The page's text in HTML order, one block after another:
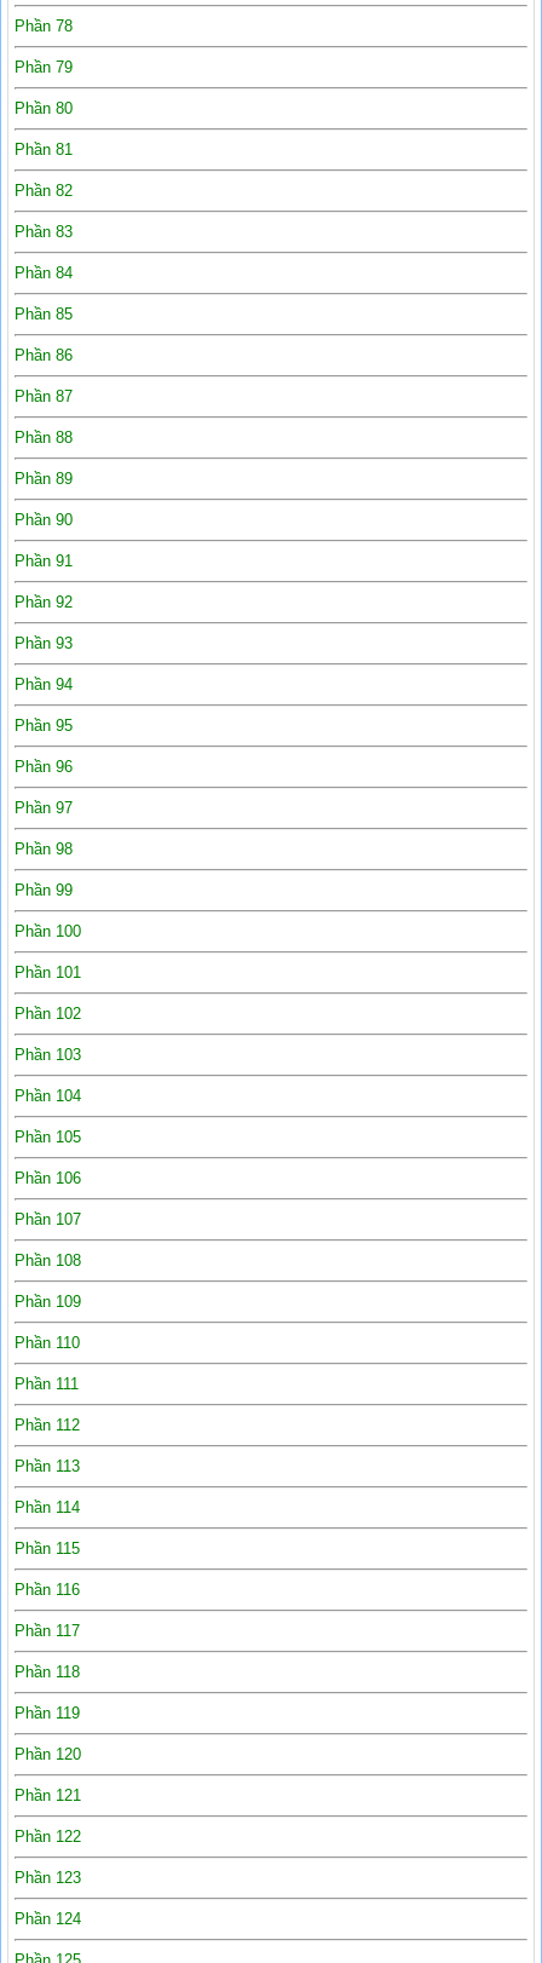
Phần 78
Phần 79
Phần 80
Phần 81
Phần 82
Phần 83
Phần 84
Phần 85
Phần 86
Phần 87
Phần 88
Phần 89
Phần 90
Phần 91
Phần 92
Phần 93
Phần 94
Phần 95
Phần 96
Phần 97
Phần 98
Phần 99
Phần 100
Phần 101
Phần 102
Phần 103
Phần 104
Phần 105
Phần 106
Phần 107
Phần 108
Phần 109
Phần 110
Phần 111
Phần 112
Phần 113
Phần 114
Phần 115
Phần 116
Phần 117
Phần 118
Phần 119
Phần 120
Phần 121
Phần 122
Phần 123
Phần 124